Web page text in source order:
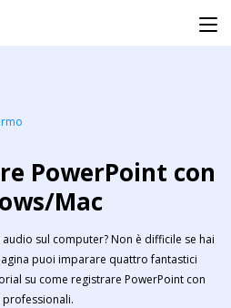
PowerPoint con
Mac
sul computer? Non è difficile se hai
puoi imparare quattro fantastici
su come registrare PowerPoint con